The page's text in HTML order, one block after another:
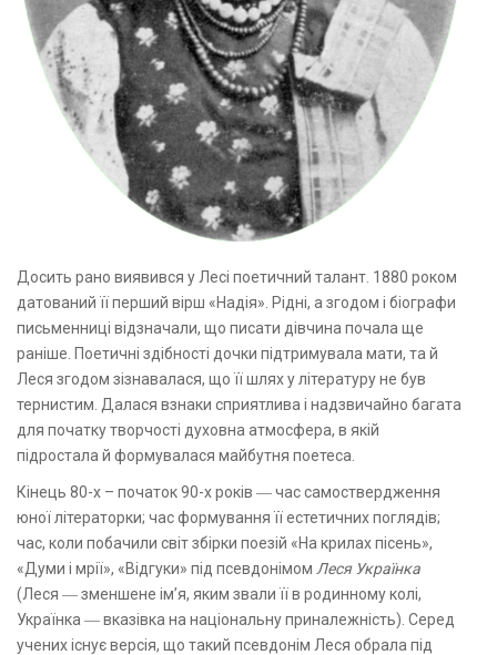
Досить рано виявився у Лесі поетичний талант. 1880 роком
датований її перший вірш «Надія». Рідні, а згодом і біографи
письменниці відзначали, що писати дівчина почала ще
раніше. Поетичні здібності дочки підтримувала мати, та й
Леся згодом зізнавалася, що її шлях у літературу не був
тернистим. Далася взнаки сприятлива і надзвичайно багата
для початку творчості духовна атмосфера, в якій
підростала й формувалася майбутня поетеса.
Кінець 80-х – початок 90-х років ― час самоствердження
юної літераторки; час формування її естетичних поглядів;
час, коли побачили світ збірки поезій «На крилах пісень»,
«Думи і мрії», «Відгуки» під псевдонімом Леся Українка
(Леся ― зменшене ім’я, яким звали її в родинному колі,
Українка ― вказівка на національну приналежність). Серед
учених існує версія, що такий псевдонім Леся обрала під